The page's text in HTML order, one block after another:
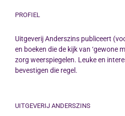
PROFIEL
Uitgeverij Anderszins publiceert
en boeken die de kijk van ‘gewone
zorg weerspiegelen. Leuke en
bevestigen die regel.
UITGEVERIJ ANDERSZINS